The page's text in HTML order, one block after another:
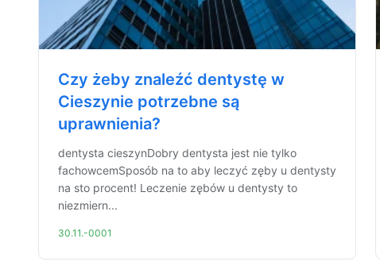
Czy żeby znaleźć dentystę w
Cieszynie potrzebne są
uprawnienia?
dentysta cieszynDobry dentysta jest nie tylko
fachowcemSposób na to aby leczyć zęby u dentysty
na sto procent! Leczenie zębów u dentysty to
niezmiern...
30.11.-0001